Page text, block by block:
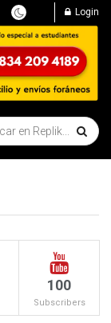
Login
100
Subscribers